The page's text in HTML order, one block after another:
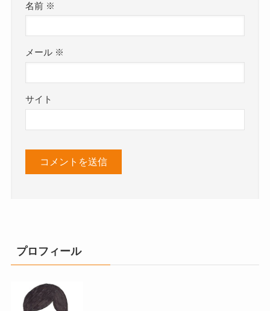
名前 ※
メール ※
サイト
プロフィール